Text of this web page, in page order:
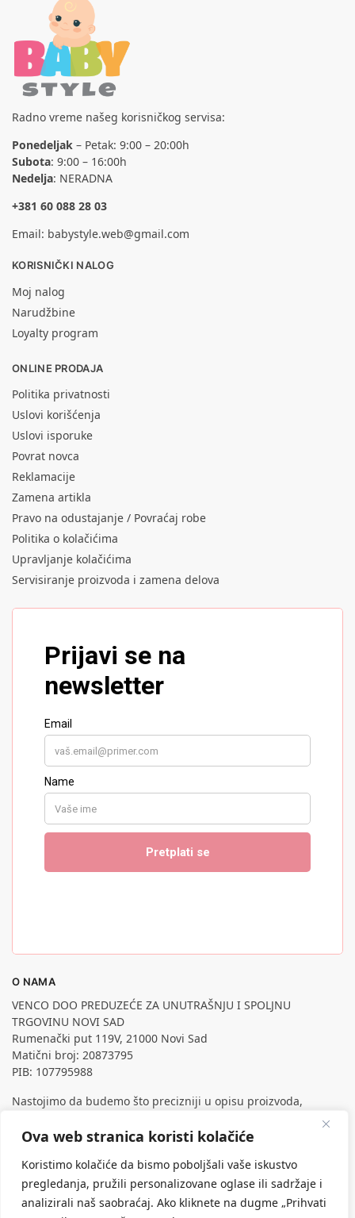
Ova web stranica koristi kolačiće
Koristimo kolačiće da bismo poboljšali vaše iskustvo
pregledanja, pružili personalizovane oglase ili sadržaje i
analizirali naš saobraćaj. Ako kliknete na dugme „Prihvati
Radno vreme našeg korisničkog servisa:
Ponedeljak – Petak: 9:00 – 20:00h
Subota: 9:00 – 16:00h
Nedelja: NERADNA
+381 60 088 28 03
Email: babystyle.web@gmail.com
KORISNIČKI NALOG
Moj nalog
Narudžbine
Loyalty program
ONLINE PRODAJA
Politika privatnosti
Uslovi korišćenja
Uslovi isporuke
Povrat novca
Reklamacije
Zamena artikla
Pravo na odustajanje / Povraćaj robe
Politika o kolačićima
Upravljanje kolačićima
Servisiranje proizvoda i zamena delova
O NAMA
VENCO DOO PREDUZEĆE ZA UNUTRAŠNJU I SPOLJNU
TRGOVINU NOVI SAD
Rumenački put 119V, 21000 Novi Sad
Matični broj: 20873795
PIB: 107795988
Nastojimo da budemo što precizniji u opisu proizvoda,
prikazu slika i samih cena, ali ne možemo garantovati da su
sve informacije kompletne i bez grešaka.
podrazumeva da su dostupni u svakom trenutku.